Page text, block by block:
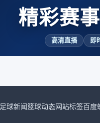
精彩赛
高清直播 即
足球新闻篮球动态网站标签百度